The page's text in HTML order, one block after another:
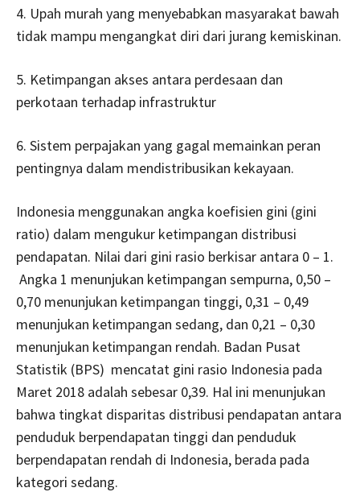
4. Upah murah yang menyebabkan masyarakat bawah
tidak mampu mengangkat diri dari jurang kemiskinan.
5. Ketimpangan akses antara perdesaan dan
perkotaan terhadap infrastruktur
6. Sistem perpajakan yang gagal memainkan peran
pentingnya dalam mendistribusikan kekayaan.
Indonesia menggunakan angka koefisien gini (gini
ratio) dalam mengukur ketimpangan distribusi
pendapatan. Nilai dari gini rasio berkisar antara 0 – 1.
Angka 1 menunjukan ketimpangan sempurna, 0,50 –
0,70 menunjukan ketimpangan tinggi, 0,31 – 0,49
menunjukan ketimpangan sedang, dan 0,21 – 0,30
menunjukan ketimpangan rendah. Badan Pusat
Statistik (BPS) mencatat gini rasio Indonesia pada
Maret 2018 adalah sebesar 0,39. Hal ini menunjukan
bahwa tingkat disparitas distribusi pendapatan antara
penduduk berpendapatan tinggi dan penduduk
berpendapatan rendah di Indonesia, berada pada
kategori sedang.